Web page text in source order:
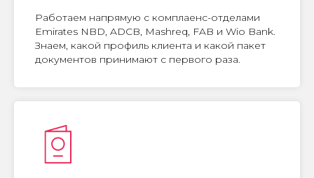
Работаем напрямую с комплаенс-отделами
Emirates NBD, ADCB, Mashreq, FAB и Wio Bank.
Знаем, какой профиль клиента и какой пакет
документов принимают с первого раза.